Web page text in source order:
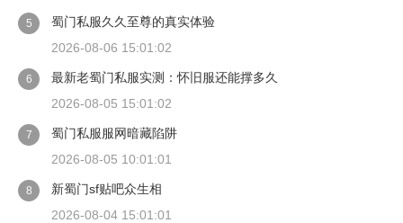
5
蜀门私服久久至尊的真实体验
2026-08-06 15:01:02
6
最新老蜀门私服实测：怀旧服还能撑多久
2026-08-05 15:01:02
7
蜀门私服服网暗藏陷阱
2026-08-05 10:01:01
8
新蜀门sf贴吧众生相
2026-08-04 15:01:01